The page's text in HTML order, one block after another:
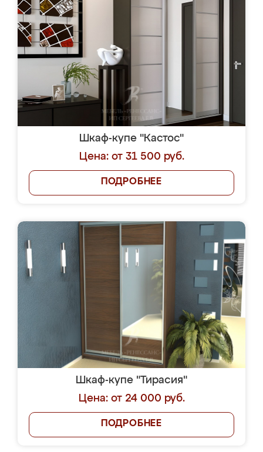
Шкаф-купе "Кастос"
Цена: от 31 500 руб.
ПОДРОБНЕЕ
Шкаф-купе "Тирасия"
Цена: от 24 000 руб.
ПОДРОБНЕЕ